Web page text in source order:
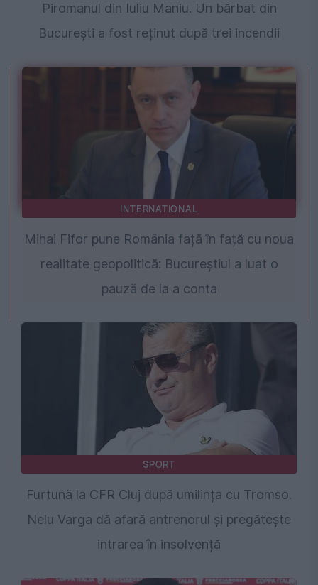
Piromanul din Iuliu Maniu. Un bărbat din
București a fost reținut după trei incendii
INTERNATIONAL
Mihai Fifor pune România față în față cu noua
realitate geopolitică: Bucureștiul a luat o
pauză de la a conta
SPORT
Furtună la CFR Cluj după umilința cu Tromso.
Nelu Varga dă afară antrenorul și pregătește
intrarea în insolvență